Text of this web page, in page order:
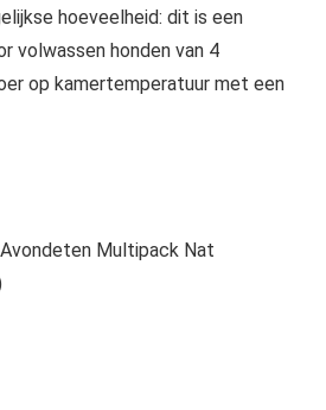
hoeveelheid: dit is een
volwassen honden van 4
op kamertemperatuur met een
Multipack Nat